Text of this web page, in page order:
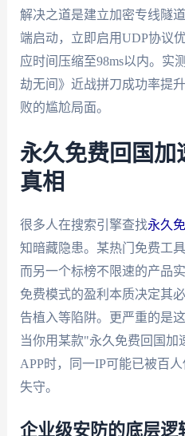
解决之道是建立加密专线隧
端启动，立即启用UDP协议
应时间压缩至98ms以内。实
劫无间》近战拼刀成功率提
败的尴尬局面。
永久免费回国加
真相
很多人在搜索引擎查找永久
知暗藏隐患。某热门免费工
而另一个标榜不限速的产品
免费模式的盈利本质决定其
告植入等陷阱。更严重的是
当你用某款"永久免费回国
APP时，同一IP可能已被百
失守。
企业级安防的底层逻